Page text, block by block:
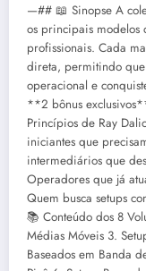
—## 📖 Sinopse A
os principais modelos
profissionais. Cada
direta, permitindo
operacional e
**2 bônus
Princípios de Ray
iniciantes que
intermediários que
Operadores que já
Quem busca setups
📚 Conteúdo dos 8
Médias Móveis 3.
Baseados em Banda